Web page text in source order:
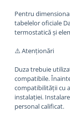
Pentru
tabelelor oficiale
termostatică și
⚠️ Atenționări
Duza trebuie
compatibile.
compatibilității cu
instalației.
personal calificat.